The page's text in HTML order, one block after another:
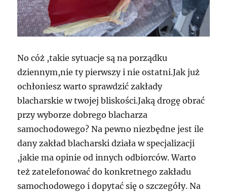
No cóż ,takie sytuacje są na porządku
dziennym,nie ty pierwszy i nie ostatni.Jak już
ochłoniesz warto sprawdzić zakłady
blacharskie w twojej bliskości.Jaką drogę obrać
przy wyborze dobrego blacharza
samochodowego? Na pewno niezbędne jest ile
dany zakład blacharski działa w specjalizacji
,jakie ma opinie od innych odbiorców. Warto
też zatelefonować do konkretnego zakładu
samochodowego i dopytać się o szczegóły. Na